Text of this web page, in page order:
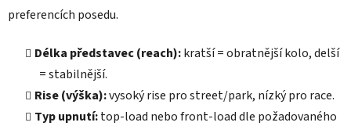
preferencích posedu.
Délka představec (reach):kratší = obratnější kolo, delší
= stabilnější.
Rise (výška):vysoký rise pro street/park, nízký pro race.
Typ upnutí:top-load nebo front-load dle požadovaného